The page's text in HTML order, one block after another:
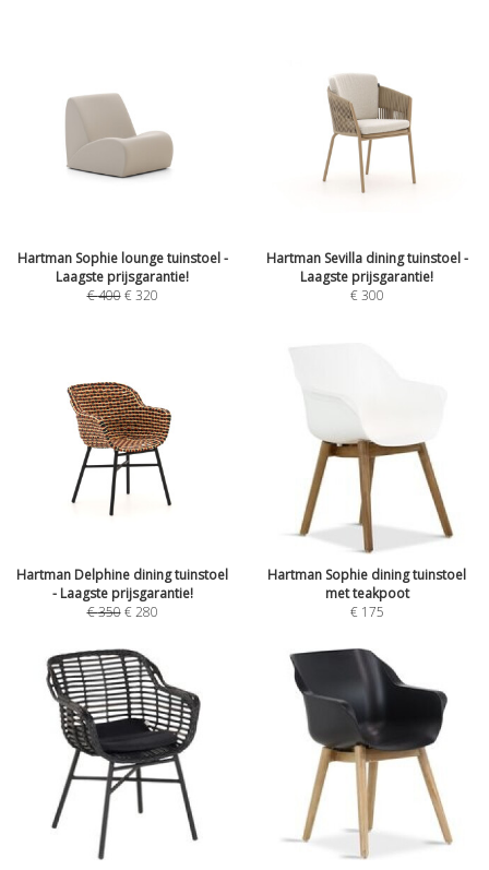
Hartman Sophie lounge tuinstoel -
Laagste prijsgarantie!
€400 €320
Hartman Sevilla dining tuinstoel -
Laagste prijsgarantie!
€300
Hartman Delphine dining tuinstoel
- Laagste prijsgarantie!
€350 €280
Hartman Sophie dining tuinstoel
met teakpoot
€ 175